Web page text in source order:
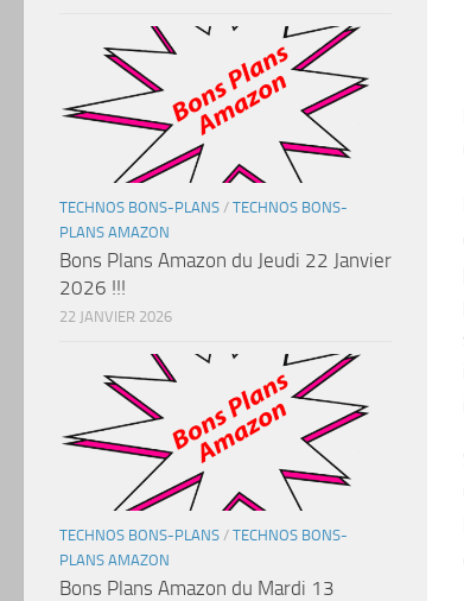
TECHNOS BONS-PLANS / TECHNOS BONS-
PLANS AMAZON
Bons Plans Amazon du Jeudi 22 Janvier
2026 !!!
22 JANVIER 2026
TECHNOS BONS-PLANS / TECHNOS BONS-
PLANS AMAZON
Bons Plans Amazon du Mardi 13